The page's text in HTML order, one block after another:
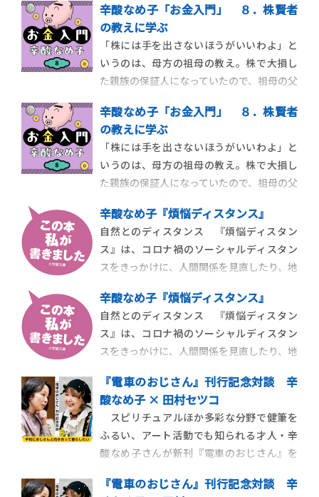
あらゆる投資商品が一堂に会する」日本最
大級の資産運用イベントです。22年の１月
にはじめて行ったときは、お金を増やすヒ
ントが欲しい、という動機でしたが、まる
で「投資大
辛酸なめ子「お金入門」 ８．株賢者
の教えに学ぶ
「株には手を出さないほうがいいわよ」と
いうのは、母方の祖母の教え。株で大損し
た親族の保証人になっていたので、祖母の父
伝え聞きます。その教えを長らく守っていた
のですが、ある時こんな思いが芽生えてき
ました。先祖のトラウマや過去をポジティ
ブに上書きするのも子孫の使命の一つで
は？ と子
辛酸なめ子「お金入門」 ８．株賢者
の教えに学ぶ
「株には手を出さないほうがいいわよ」と
いうのは、母方の祖母の教え。株で大損し
た親族の保証人になっていたので、祖母の父
伝え聞きます。その教えを長らく守っていた
のですが、ある時こんな思いが芽生えてき
ました。先祖のトラウマや過去をポジティ
ブに上書きするのも子孫の使命の一つで
は？ と子
辛酸なめ子『煩悩ディスタンス』
自然とのディスタンス 『煩悩ディスタン
ス』は、コロナ禍のソーシャルディスタン
スをきっかけに、人間関係を見直したり、地
変遷を綴っている本です。様々な娯楽や旅行
が途絶えてしまった期間、改めて煩悩にも向
き合い、人生は修行、という思いが強まり
ました。人間として成長できたのかはまだ
わかりませ
辛酸なめ子『煩悩ディスタンス』
自然とのディスタンス 『煩悩ディスタン
ス』は、コロナ禍のソーシャルディスタン
スをきっかけに、人間関係を見直したり、地
変遷を綴っている本です。様々な娯楽や旅行
が途絶えてしまった期間、改めて煩悩にも向
き合い、人生は修行、という思いが強まり
ました。人間として成長できたのかはまだ
わかりませ
『電車のおじさん』刊行記念対談 辛
酸なめ子 × 田村セツコ
スピリチュアルほか多彩な分野で健筆を
ふるい、アート活動でも知られる才人・辛
酸なめ子さんが新刊『電車のおじさん』を
となる長編小説。電車で偶然出会った個性
『電車のおじさん』刊行記念対談 辛